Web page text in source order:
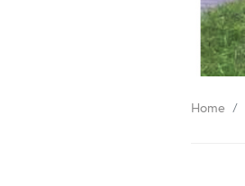
Home